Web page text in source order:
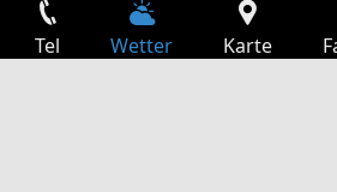
Tel Wetter Karte